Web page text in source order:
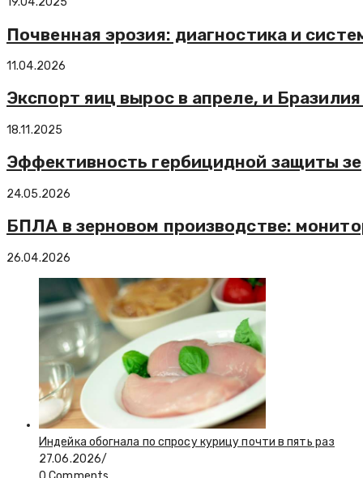
Почвенная эрозия: диагностика и
11.04.2026
Экспорт яиц вырос в апреле, и
18.11.2025
Эффективность гербицидной защиты
24.05.2026
БПЛА в зерновом производстве:
26.04.2026
Индейка обогнала по спросу курицу почти в пять раз
27.06.2026/